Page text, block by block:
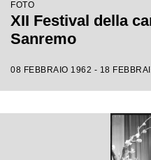
FOTO
XII Festival della
Sanremo
08 FEBBRAIO 1962 - 18